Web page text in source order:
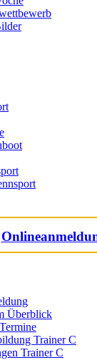
Überblick
Trainer C
Trainer C